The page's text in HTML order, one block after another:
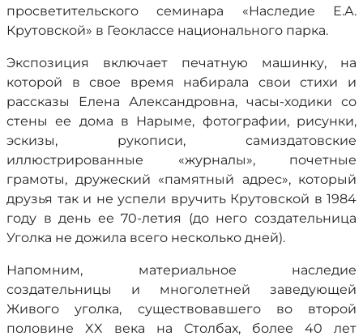
просветительского семинара «Наследие Е.А.
Крутовской» в Геоклассе национального парка.
Экспозиция включает печатную машинку, на
которой в свое время набирала свои стихи и
рассказы Елена Александровна, часы-ходики со
стены ее дома в Нарыме, фотографии, рисунки,
эскизы, рукописи, самиздатовские
иллюстрированные «журналы», почетные
грамоты, дружеский «памятный адрес», который
друзья так и не успели вручить Крутовской в 1984
году в день ее 70-летия (до него создательница
Уголка не дожила всего несколько дней).
Напомним, материальное наследие
создательницы и многолетней заведующей
Живого уголка, существовавшего во второй
половине XX века на Столбах, более 40 лет